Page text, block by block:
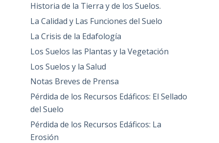
Historia de la Tierra y de los Suelos.
La Calidad y Las Funciones del Suelo
La Crisis de la Edafología
Los Suelos las Plantas y la Vegetación
Los Suelos y la Salud
Notas Breves de Prensa
Pérdida de los Recursos Edáficos: El Sellado
del Suelo
Pérdida de los Recursos Edáficos: La
Erosión